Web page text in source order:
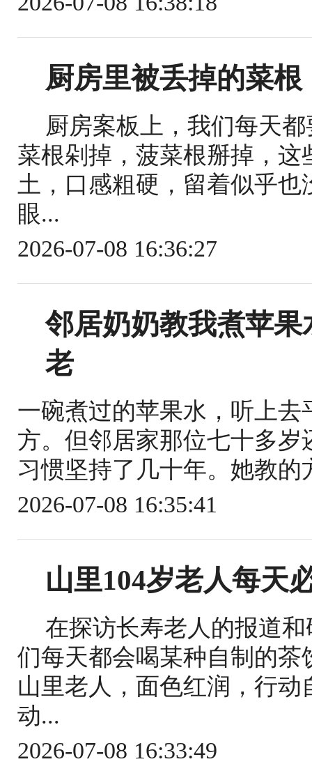
厨房里被丢掉的菜
厨房案板上，我们每天
菜根剁掉，菠菜根掰掉，
土，口感粗硬，留着似乎
眼...
2026-07-08 16:36:27
邻居奶奶教我煮苹
老
一碗煮过的苹果水，听上
方。但邻居家那位七十多
习惯坚持了几十年。她教
2026-07-08 16:35:41
山里104岁老人每天
在探访长寿老人的报道
们每天都会喝某种自制的茶
山里老人，面色红润，行
动...
2026-07-08 16:33:49